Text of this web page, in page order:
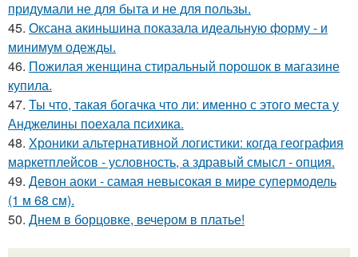
придумали не для быта и не для пользы.
45. Оксана акиньшина показала идеальную форму - и
минимум одежды.
46. Пожилая женщина стиральный порошок в магазине
купила.
47. Ты что, такая богачка что ли: именно с этого места у
Анджелины поехала психика.
48. Хроники альтернативной логистики: когда география
маркетплейсов - условность, а здравый смысл - опция.
49. Девон аоки - самая невысокая в мире супермодель
(1 м 68 см).
50. Днем в борцовке, вечером в платье!